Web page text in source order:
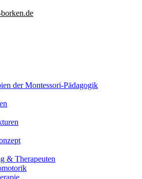
der Montessori-Pädagogik
& Therapeuten